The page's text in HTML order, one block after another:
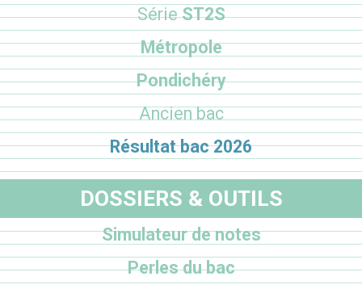
SérieST2S
Métropole
Pondichéry
Ancien bac
Résultat bac 2026
DOSSIERS & OUTILS
Simulateur de notes
Perles du bac